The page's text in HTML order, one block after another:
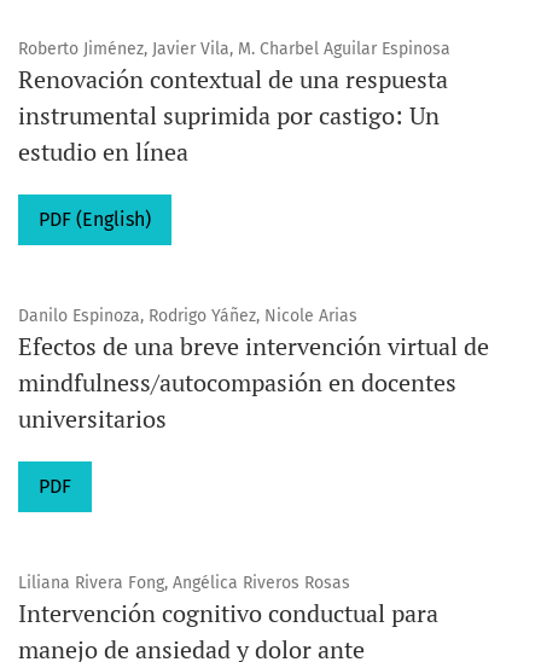
Roberto Jiménez, Javier Vila, M. Charbel Aguilar Espinosa
Renovación contextual de una respuesta
instrumental suprimida por castigo: Un
estudio en línea
PDF (English)
Danilo Espinoza, Rodrigo Yáñez, Nicole Arias
Efectos de una breve intervención virtual de
mindfulness/autocompasión en docentes
universitarios
PDF
Liliana Rivera Fong, Angélica Riveros Rosas
Intervención cognitivo conductual para
manejo de ansiedad y dolor ante